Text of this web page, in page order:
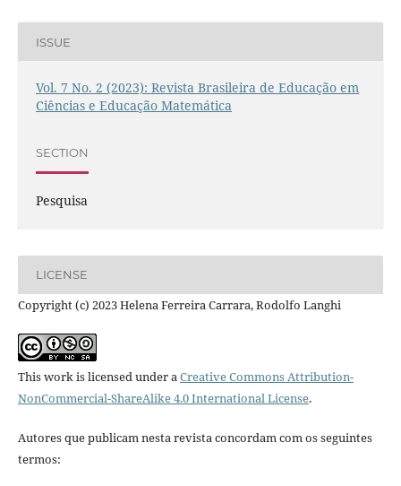
ISSUE
Vol. 7 No. 2 (2023): Revista Brasileira de Educação em
Ciências e Educação Matemática
SECTION
Pesquisa
LICENSE
Copyright (c) 2023 Helena Ferreira Carrara, Rodolfo Langhi
This work is licensed under a Creative Commons Attribution-
NonCommercial-ShareAlike 4.0 International License.
Autores que publicam nesta revista concordam com os seguintes
termos: